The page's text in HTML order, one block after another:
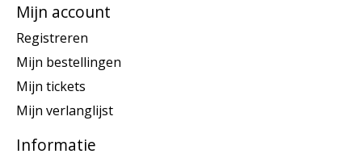
Mijn account
Registreren
Mijn bestellingen
Mijn tickets
Mijn verlanglijst
Informatie